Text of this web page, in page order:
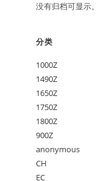
没有归档可显示。
分类
1000Z
1490Z
1650Z
1750Z
1800Z
900Z
anonymous
CH
EC